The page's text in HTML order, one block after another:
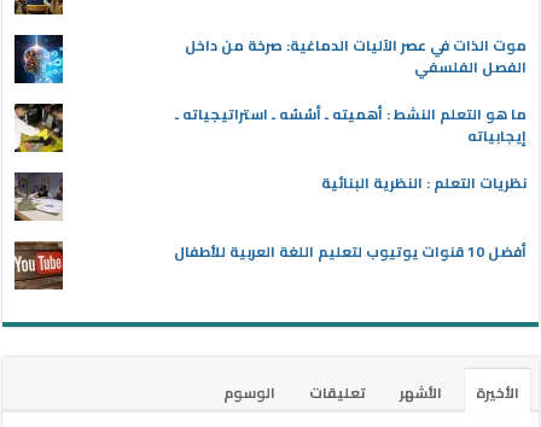
موت الذات في عصر الآليات الدماغية: صرخة من داخل
الفصل الفلسفي
ما هو التعلم النشط : أهميته ـ أسُسُه ـ استراتيجياته ـ
إيجابياته
نظريات التعلم : النظرية البنائية
أفضل 10 قنوات يوتيوب لتعليم اللغة العربية للأطفال
الأخيرة الأشهر تعليقات
الوسوم